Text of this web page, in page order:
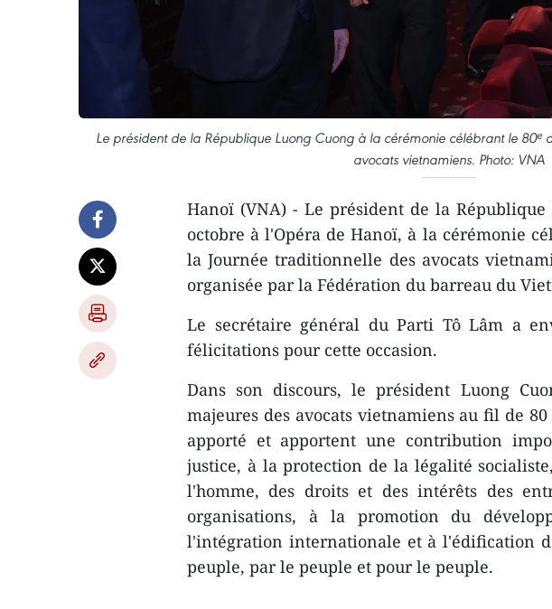
Le président de la République Luong Cuong à la cérémonie célébrant le 80ᵉ
avocats vietnamiens. Photo: VNA
Hanoï (VNA) - Le président de la
octobre à l'Opéra de Hanoï, à la cérémonie
la Journée traditionnelle des avocats
organisée par la Fédération du barreau du
Le secrétaire général du Parti Tô Lâm a
félicitations pour cette occasion.
Dans son discours, le président Luong
majeures des avocats vietnamiens au fil de
apporté et apportent une contribution
justice, à la protection de la légalité
l'homme, des droits et des intérêts des
organisations, à la promotion du
l'intégration internationale et à l'édification
peuple, par le peuple et pour le peuple.